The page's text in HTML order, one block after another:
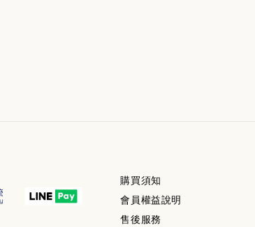
購買須知
會員權益說明
售後服務